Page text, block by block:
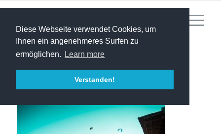
Diese Webseite verwendet Cookies, um
Ihnen ein angenehmeres Surfen zu
ermöglichen.
Learn more
Verstanden!
A7408547